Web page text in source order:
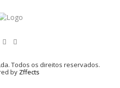
Todos os direitos reservados.
by Zffects